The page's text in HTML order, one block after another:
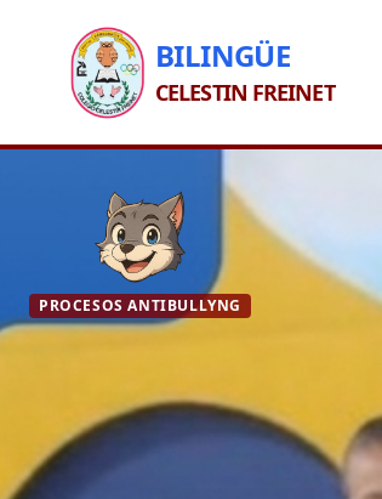
BILINGÜE
CELESTIN FREINET
PROCESOS ANTIBULLYNG